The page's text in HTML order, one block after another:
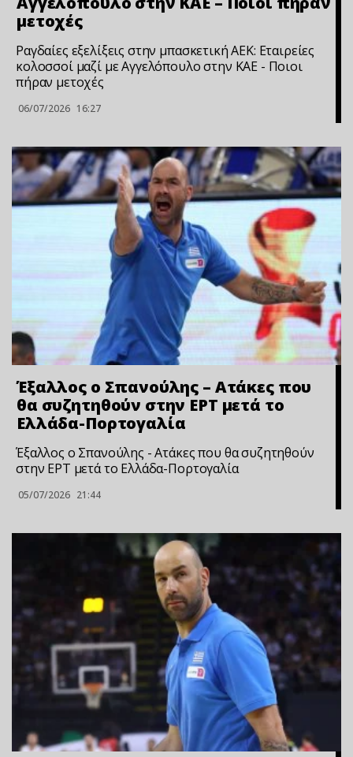
μετοχές
Ραγδαίες εξελίξεις στην μπασκετική ΑΕΚ: Εταιρείες
κολοσσοί μαζί με Αγγελόπουλο στην ΚΑΕ - Ποιοι
πήραν μετοχές
06/07/2026 16:27
Έξαλλος ο Σπανούλης – Ατάκες που
θα συζητηθούν στην ΕΡΤ μετά το
Ελλάδα-Πορτογαλία
Έξαλλος ο Σπανούλης - Ατάκες που θα συζητηθούν
στην ΕΡΤ μετά το Ελλάδα-Πορτογαλία
05/07/2026 21:44